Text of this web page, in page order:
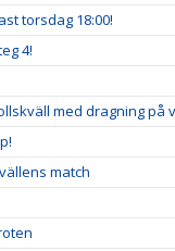
torsdag 18:00!
4!
med dragning på
match